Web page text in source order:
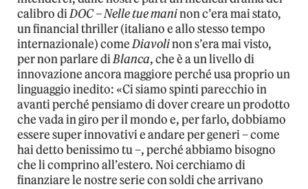
calibro diDOC – Nelle tue maninon c’era mai stato,
un financial thriller (italiano e allo stesso tempo
internazionale) comeDiavolinon s’era mai visto,
per non parlare diBlanca, che è a un livello di
innovazione ancora maggiore perché usa proprio un
linguaggio inedito: «Ci siamo spinti parecchio in
avanti perché pensiamo di dover creare un prodotto
che vada in giro per il mondo e, per farlo, dobbiamo
essere super innovativi e andare per generi – come
hai detto benissimo tu –, perché abbiamo bisogno
che li comprino all’estero. Noi cerchiamo di
finanziare le nostre serie con soldi che arrivano